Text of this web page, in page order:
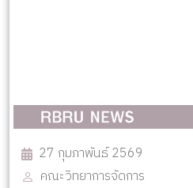
27 กุมภาพันธ์ 2569
คณะวิทยาการจัดการ